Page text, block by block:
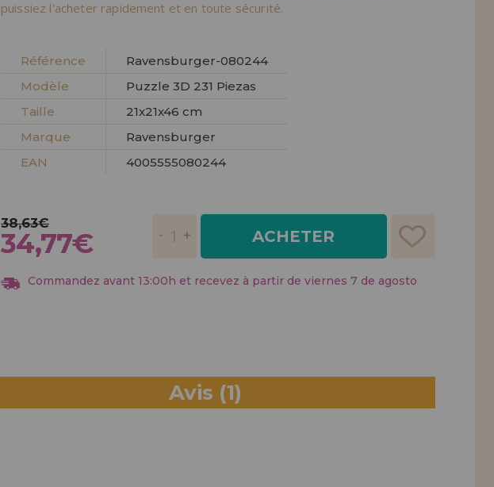
Allez-y! Nous vous attendions.
DISTRIBUTEUR
puissiez l'acheter rapidement et en toute sécurité.
Référence
Ravensburger-080244
Modèle
Puzzle 3D 231 Piezas
Taille
21x21x46 cm
Marque
Ravensburger
EAN
4005555080244
38,63€
34,77€ ACHETER
Commandez avant 13:00h et recevez à partir de viernes 7 de agosto
Avis (1)